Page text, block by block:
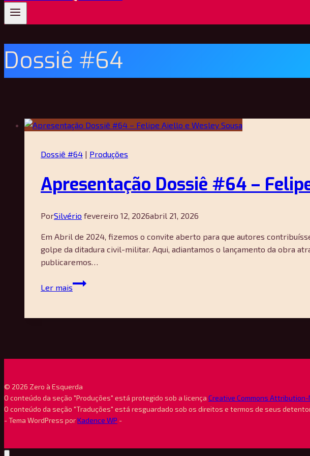
Dossiê #64
Dossiê #64 | Produções
Apresentação Dossiê #64 –
PorSilvério fevereiro 12, 2026abril 21, 2026
Em Abril de 2024, fizemos o convite aberto para que autores
golpe da ditadura civil-militar. Aqui, adiantamos o lançamento da obra
publicaremos…
Ler mais
Apresentação
Dossiê
–
e
Sousa
© 2026 Zero à Esquerda
O conteúdo da seção "Produções" está protegido sob a licença Creative Commons
O conteúdo da seção "Traduções" está resguardado sob os direitos e termos de seus
- Tema WordPress porKadence WP -